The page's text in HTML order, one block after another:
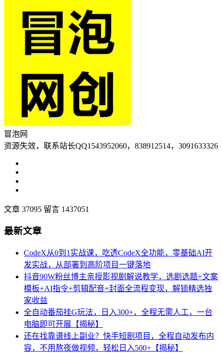
冒泡网
资源失效，联系站长QQ1543952060，838912514，3091633326
文章 37095 留言 1437051
最新文章
CodeX从0到1实战课，吃透CodeX全功能，零基础AI开
发实战，从部署到高阶项目一键落地
抖音90W粉丝博主亲授影视剧解说教学，选剧选题+文案
模板+AI指令+剪辑配音+封面全流程变现，解锁精选独
家收益
全自动番茄挂G玩法，日入300+，全程无需人工，一台
电脑即可开展【揭秘】
还在找靠谱线上副业？快手短剧项目，全程自动发布内
容，不用熬夜做视频，轻松日入500+【揭秘】